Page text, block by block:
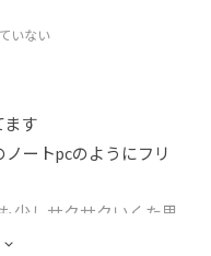
いない
す
ートpcのようにフリ
少しサクサクいくた思